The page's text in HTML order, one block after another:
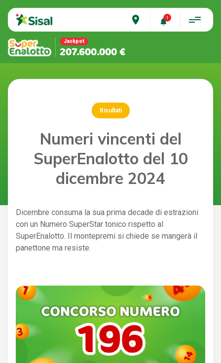
place
Jackpot
207.600.000 €
Risultati
Numeri vincenti del
SuperEnalotto del 10
dicembre 2024
Dicembre consuma la sua prima decade di estrazioni
con un Numero SuperStar tonico rispetto al
SuperEnalotto. Il montepremi si chiede se mangerà il
panettone ma resiste.